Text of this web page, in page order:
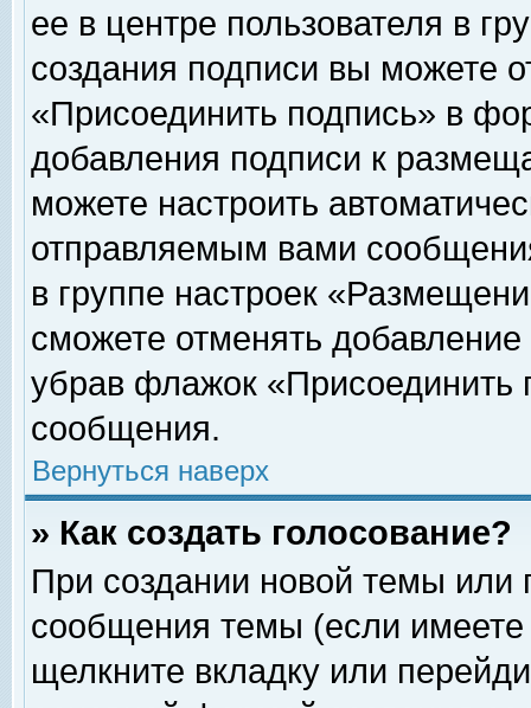
ее в центре пользователя в
создания подписи вы можете
«Присоединить подпись» в
добавления подписи к
можете настроить
отправляемым вами
в группе настроек
сможете отменять
убрав флажок «Присоединить
сообщения.
Вернуться наверх
» Как создать голосование?
При создании новой темы или
сообщения темы (если
щелкните вкладку или